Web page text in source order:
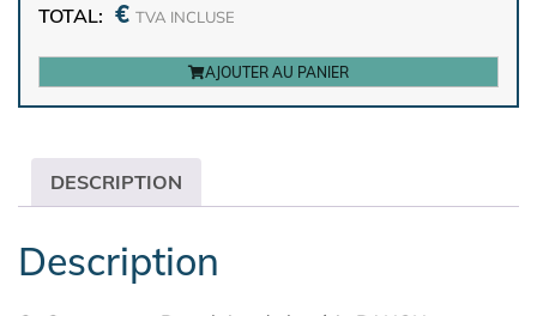
TOTAL: € TVA INCLUSE
AJOUTER AU PANIER
DESCRIPTION
Description